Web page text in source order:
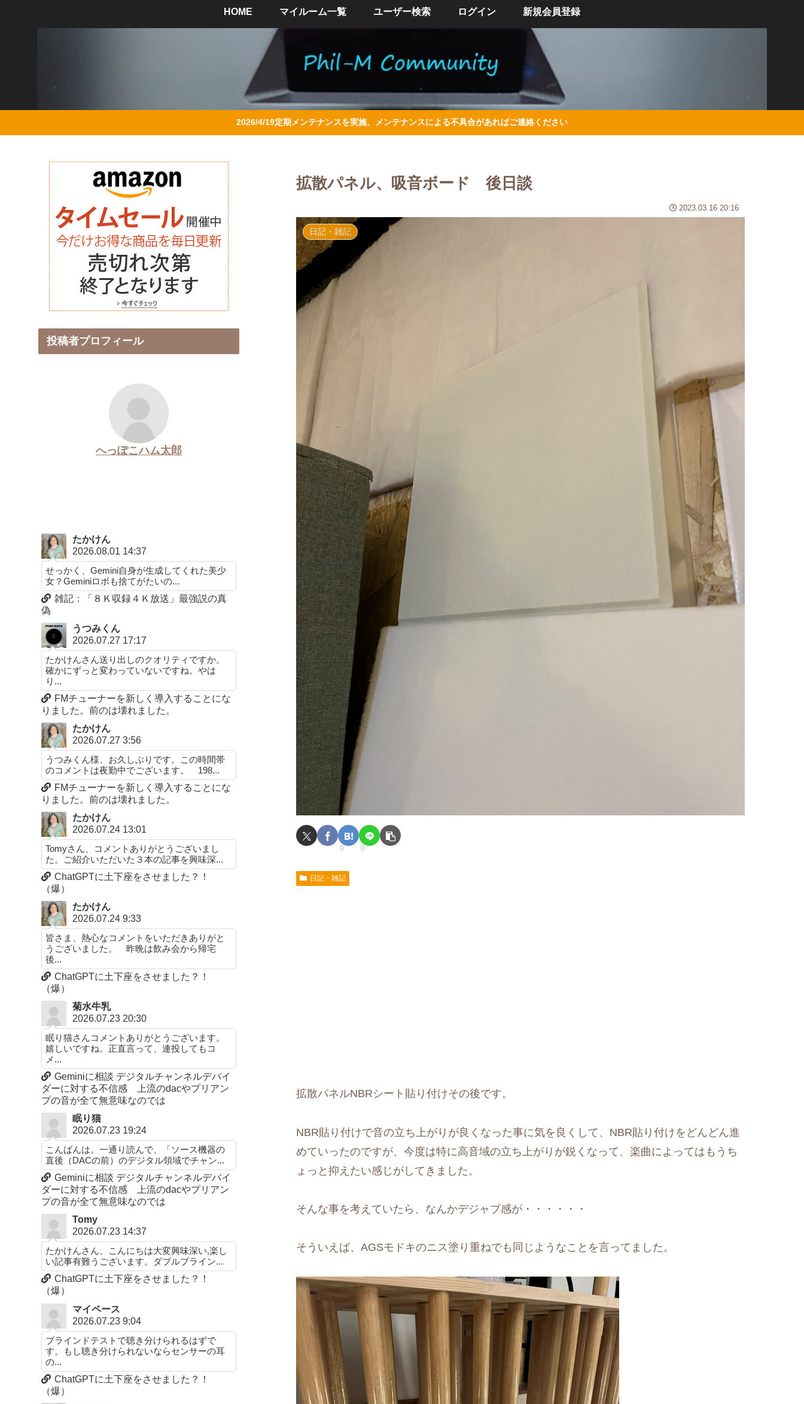
HOME マイルーム一覧 ユーザー検索 ログイン 新規会員登録
2026/4/19定期メンテナンスを実施、メンテナンスによる不具合があればご連絡ください
拡散パネル、吸音ボード 後日談
2023.03.16 20:16
日記・雑記
0 0
日記・雑記
拡散パネルNBRシート貼り付けその後です。
NBR貼り付けで音の立ち上がりが良くなった事に気を良くして、NBR貼り付けをどんどん進
めていったのですが、今度は特に高音域の立ち上がりが鋭くなって、楽曲によってはもうち
ょっと抑えたい感じがしてきました。
そんな事を考えていたら、なんかデジャブ感が・・・・・・
そういえば、AGSモドキのニス塗り重ねでも同じようなことを言ってました。
投稿者プロフィール
へっぽこハム太郎
たかけん
2026.08.01 14:37
せっかく、Gemini自身が生成してくれた美少
女？Geminiロボも捨てがたいの...
雑記：「８Ｋ収録４Ｋ放送」最強説の真
偽
うつみくん
2026.07.27 17:17
たかけんさん送り出しのクオリティですか。
確かにずっと変わっていないですね。やは
り...
FMチューナーを新しく導入することにな
りました。前のは壊れました。
たかけん
2026.07.27 3:56
うつみくん様、お久しぶりです。この時間帯
のコメントは夜勤中でございます。 198...
FMチューナーを新しく導入することにな
りました。前のは壊れました。
たかけん
2026.07.24 13:01
Tomyさん、コメントありがとうございまし
た。ご紹介いただいた３本の記事を興味深...
ChatGPTに土下座をさせました？！
（爆）
たかけん
2026.07.24 9:33
皆さま、熱心なコメントをいただきありがと
うございました。 昨晩は飲み会から帰宅
後...
ChatGPTに土下座をさせました？！
（爆）
菊水牛乳
2026.07.23 20:30
眠り猫さんコメントありがとうございます。
嬉しいですね。正直言って、連投してもコ
メ...
Geminiに相談 デジタルチャンネルデバイ
ダーに対する不信感 上流のdacやプリアン
プの音が全て無意味なのでは
眠り猫
2026.07.23 19:24
こんばんは。一通り読んで、「ソース機器の
直後（DACの前）のデジタル領域でチャン...
Geminiに相談 デジタルチャンネルデバイ
ダーに対する不信感 上流のdacやプリアン
プの音が全て無意味なのでは
Tomy
2026.07.23 14:37
たかけんさん、こんにちは大変興味深い,楽し
い記事有難うございます。ダブルブライン...
ChatGPTに土下座をさせました？！
（爆）
マイペース
2026.07.23 9:04
ブラインドテストで聴き分けられるはずで
す。もし聴き分けられないならセンサーの耳
の...
ChatGPTに土下座をさせました？！
（爆）